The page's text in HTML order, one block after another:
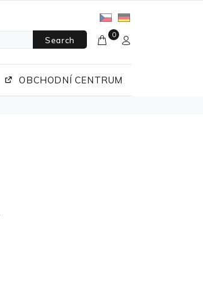
Search
0
OBCHODNÍ CENTRUM